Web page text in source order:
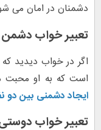
دشمنان در امان می
تعبیر خواب
اگر در خواب دیدید
است که به او محبت
ایجاد دشمنی بین دو
تعبیر خواب